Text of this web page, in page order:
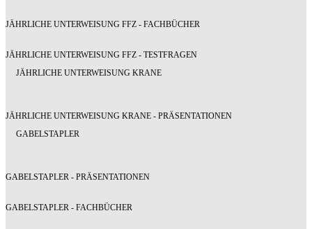
JÄHRLICHE UNTERWEISUNG FFZ - FACHBÜCHER
JÄHRLICHE UNTERWEISUNG FFZ - TESTFRAGEN
JÄHRLICHE UNTERWEISUNG KRANE
JÄHRLICHE UNTERWEISUNG KRANE - PRÄSENTATIONEN
GABELSTAPLER
GABELSTAPLER - PRÄSENTATIONEN
GABELSTAPLER - FACHBÜCHER